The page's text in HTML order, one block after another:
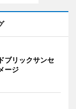
ブリックサンセ
ージ